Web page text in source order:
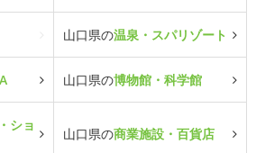
山口県の温泉・スパリゾート
山口県の博物館・科学館
ショ
山口県の商業施設・百貨店